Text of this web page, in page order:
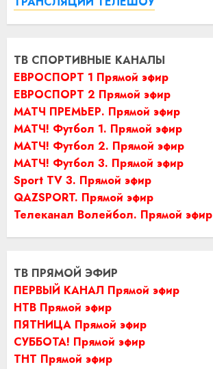
ТВ СПОРТИВНЫЕ КАНАЛЫ
ЕВРОСПОРТ 1 Прямой эфир
ЕВРОСПОРТ 2 Прямой эфир
МАТЧ ПРЕМЬЕР. Прямой эфир
МАТЧ! Футбол 1. Прямой эфир
МАТЧ! Футбол 2. Прямой эфир
МАТЧ! Футбол 3. Прямой эфир
Sport TV 3. Прямой эфир
QAZSPORT. Прямой эфир
Телеканал Волейбол. Прямой эфир
ТВ ПРЯМОЙ ЭФИР
ПЕРВЫЙ КАНАЛ Прямой эфир
НТВ Прямой эфир
ПЯТНИЦА Прямой эфир
СУББОТА! Прямой эфир
ТНТ Прямой эфир